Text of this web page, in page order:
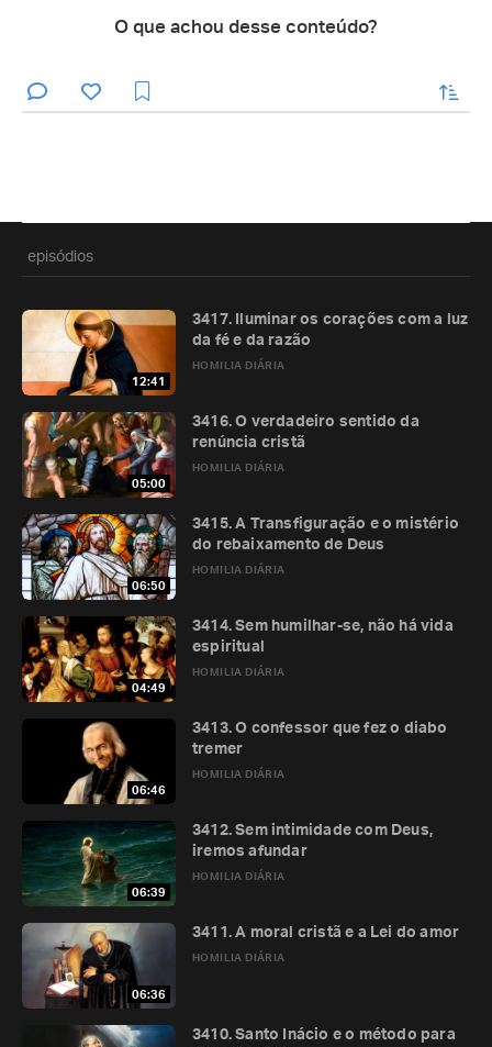
O que achou desse conteúdo?
enviar
episódios
12:41
HOMILIA DIÁRIA
3417. Iluminar os corações com a luz
da fé e da razão
05:00
HOMILIA DIÁRIA
3416. O verdadeiro sentido da
renúncia cristã
06:50
HOMILIA DIÁRIA
3415. A Transfiguração e o mistério
do rebaixamento de Deus
04:49
HOMILIA DIÁRIA
3414. Sem humilhar-se, não há vida
espiritual
06:46
HOMILIA DIÁRIA
3413. O confessor que fez o diabo
tremer
06:39
HOMILIA DIÁRIA
3412. Sem intimidade com Deus,
iremos afundar
06:36
HOMILIA DIÁRIA
3411. A moral cristã e a Lei do amor
3410. Santo Inácio e o método para